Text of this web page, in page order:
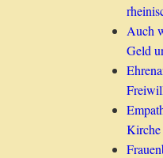
Auch
Geld
Kirche